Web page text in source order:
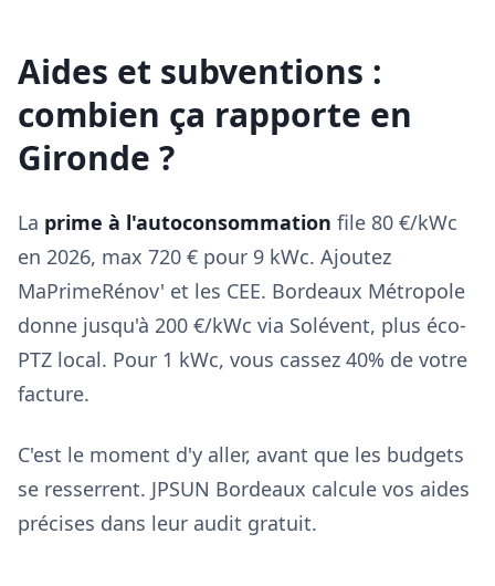
Aides et subventions :
combien ça rapporte en
Gironde ?
La prime à l'autoconsommation file 80 €/kWc
en 2026, max 720 € pour 9 kWc. Ajoutez
MaPrimeRénov' et les CEE. Bordeaux Métropole
donne jusqu'à 200 €/kWc via Solévent, plus éco-
PTZ local. Pour 1 kWc, vous cassez 40% de votre
facture.
C'est le moment d'y aller, avant que les budgets
se resserrent. JPSUN Bordeaux calcule vos aides
précises dans leur audit gratuit.